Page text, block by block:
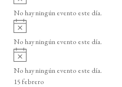
o
v
i
o
No hay ningún evento este día.
A
v
i
o
No hay ningún evento este día.
A
v
i
No hay ningún evento este día.
15 febrero